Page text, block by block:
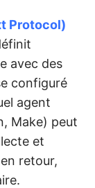
Protocol)
avec des
configuré
agent
Make) peut
et
retour,